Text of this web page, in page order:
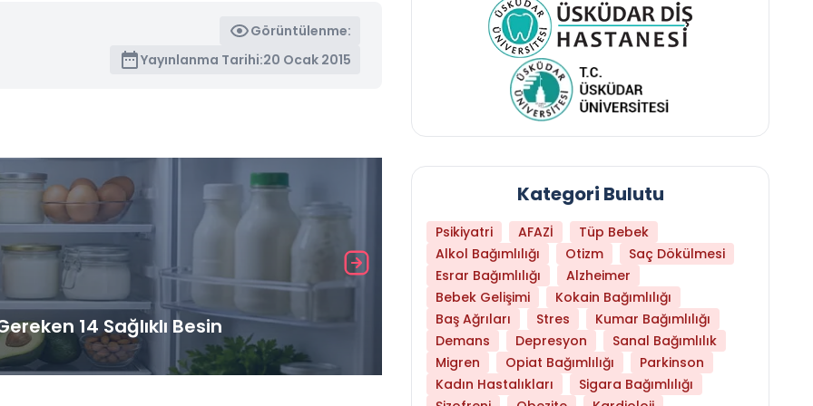
Görüntülenme:
Yayınlanma Tarihi:20 Ocak 2015
14 Sağlıklı Besin Hangi Yaşta Hangi Testi Yaptırmanız
Kategori Bulutu
Psikiyatri AFAZİ
Tüp Bebek
Alkol Bağımlılığı
Otizm
Saç Dökülmesi
Esrar Bağımlılığı
Alzheimer
Bebek Gelişimi
Kokain Bağımlılığı
Baş Ağrıları
Stres
Kumar Bağımlılığı
Demans
Depresyon
Sanal Bağımlılık
Migren
Opiat Bağımlılığı
Parkinson
Kadın Hastalıkları
Sigara Bağımlılığı